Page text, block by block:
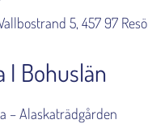
5, 457 97 Resö
I Bohuslän
– Alaskaträdgården